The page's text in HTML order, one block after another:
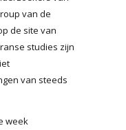
van de
de site van
studies zijn
van steeds
week